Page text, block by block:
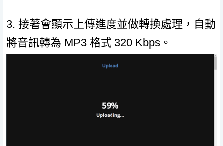
3. 接著會顯示上傳進度並做轉換處理，自動
將音訊轉為 MP3 格式 320 Kbps。